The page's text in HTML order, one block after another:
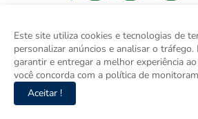
Este site utiliza cookies e tecnologias de
personalizar anúncios e analisar o
garantir e entregar a melhor experiência
você concorda com a política de
Aceitar !